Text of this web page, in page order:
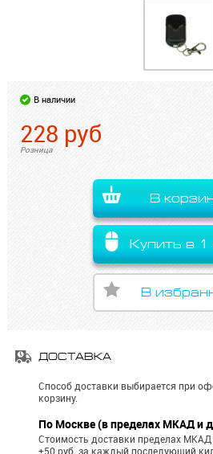
В наличии
228 руб
Розница
В
Купить в 1
В
ДОСТАВКА
Способ доставки выбирается при
корзину.
По Москве (в пределах МКАД и
Стоимость доставки пределах МКАД
+50 руб. за каждый последующий